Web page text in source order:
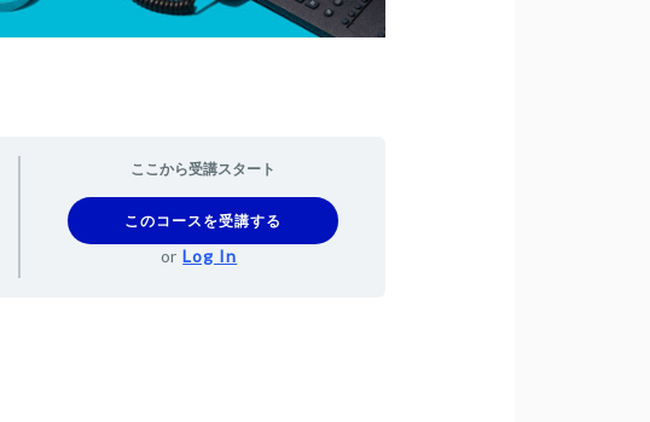
ここから受講スタート
このコースを受講する
or Log In